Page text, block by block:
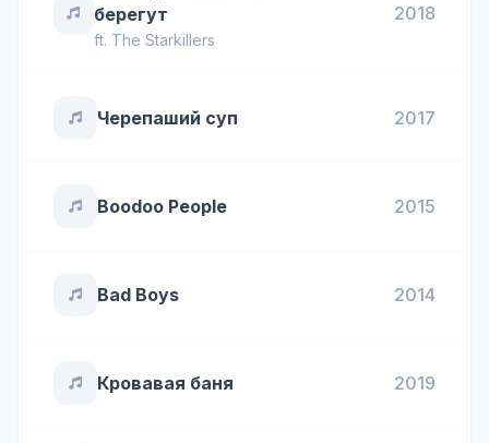
берегут
ft. The Starkillers
2018
Черепаший суп 2017
Boodoo People 2015
Bad Boys 2014
Кровавая баня 2019